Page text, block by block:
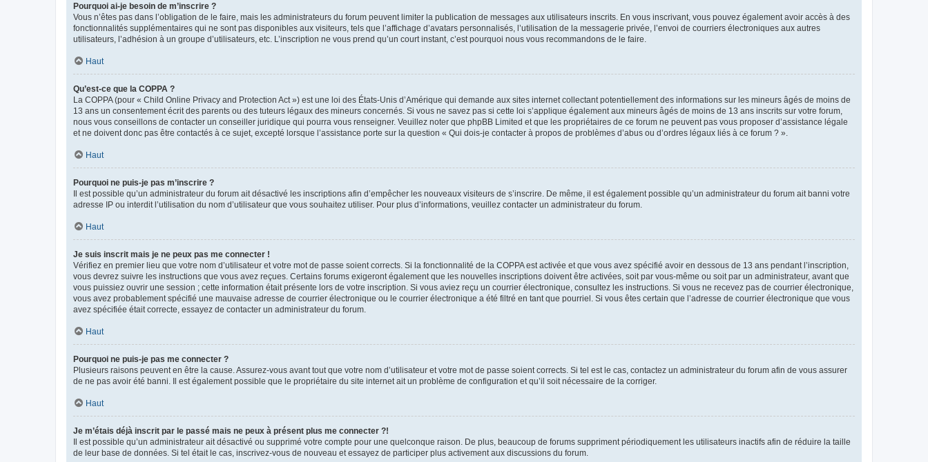
Pourquoi ai-je besoin de m’inscrire ?
Vous n’êtes pas dans l’obligation de le faire, mais les administrateurs du forum peuvent limiter la publication de messages aux utilisateurs inscrits. En vous inscrivant, vous pouvez également avoir accès à des
fonctionnalités supplémentaires qui ne sont pas disponibles aux visiteurs, tels que l’affichage d’avatars personnalisés, l’utilisation de la messagerie privée, l’envoi de courriers électroniques aux autres
utilisateurs, l’adhésion à un groupe d’utilisateurs, etc. L’inscription ne vous prend qu’un court instant, c’est pourquoi nous vous recommandons de le faire.
Haut
Qu’est-ce que la COPPA ?
La COPPA (pour « Child Online Privacy and Protection Act ») est une loi des États-Unis d’Amérique qui demande aux sites internet collectant potentiellement des informations sur les mineurs âgés de moins de
13 ans un consentement écrit des parents ou des tuteurs légaux des mineurs concernés. Si vous ne savez pas si cette loi s’applique également aux mineurs âgés de moins de 13 ans inscrits sur votre forum,
nous vous conseillons de contacter un conseiller juridique qui pourra vous renseigner. Veuillez noter que phpBB Limited et que les propriétaires de ce forum ne peuvent pas vous proposer d’assistance légale
et ne doivent donc pas être contactés à ce sujet, excepté lorsque l’assistance porte sur la question « Qui dois-je contacter à propos de problèmes d’abus ou d’ordres légaux liés à ce forum ? ».
Haut
Pourquoi ne puis-je pas m’inscrire ?
Il est possible qu’un administrateur du forum ait désactivé les inscriptions afin d’empêcher les nouveaux visiteurs de s’inscrire. De même, il est également possible qu’un administrateur du forum ait banni votre
adresse IP ou interdit l’utilisation du nom d’utilisateur que vous souhaitez utiliser. Pour plus d’informations, veuillez contacter un administrateur du forum.
Haut
Je suis inscrit mais je ne peux pas me connecter !
Vérifiez en premier lieu que votre nom d’utilisateur et votre mot de passe soient corrects. Si la fonctionnalité de la COPPA est activée et que vous avez spécifié avoir en dessous de 13 ans pendant l’inscription,
vous devrez suivre les instructions que vous avez reçues. Certains forums exigeront également que les nouvelles inscriptions doivent être activées, soit par vous-même ou soit par un administrateur, avant que
vous puissiez ouvrir une session ; cette information était présente lors de votre inscription. Si vous aviez reçu un courrier électronique, consultez les instructions. Si vous ne recevez pas de courrier électronique,
vous avez probablement spécifié une mauvaise adresse de courrier électronique ou le courrier électronique a été filtré en tant que pourriel. Si vous êtes certain que l’adresse de courrier électronique que vous
avez spécifiée était correcte, essayez de contacter un administrateur du forum.
Haut
Pourquoi ne puis-je pas me connecter ?
Plusieurs raisons peuvent en être la cause. Assurez-vous avant tout que votre nom d’utilisateur et votre mot de passe soient corrects. Si tel est le cas, contactez un administrateur du forum afin de vous assurer
de ne pas avoir été banni. Il est également possible que le propriétaire du site internet ait un problème de configuration et qu’il soit nécessaire de la corriger.
Haut
Je m’étais déjà inscrit par le passé mais ne peux à présent plus me connecter ?!
Il est possible qu’un administrateur ait désactivé ou supprimé votre compte pour une quelconque raison. De plus, beaucoup de forums suppriment périodiquement les utilisateurs inactifs afin de réduire la taille
de leur base de données. Si tel était le cas, inscrivez-vous de nouveau et essayez de participer plus activement aux discussions du forum.